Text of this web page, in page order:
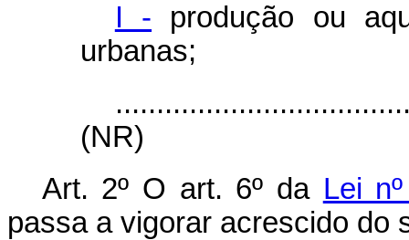
I - produção ou
urbanas;
(NR)
Art. 2º O art. 6º da Lei
passa a vigorar acrescido do